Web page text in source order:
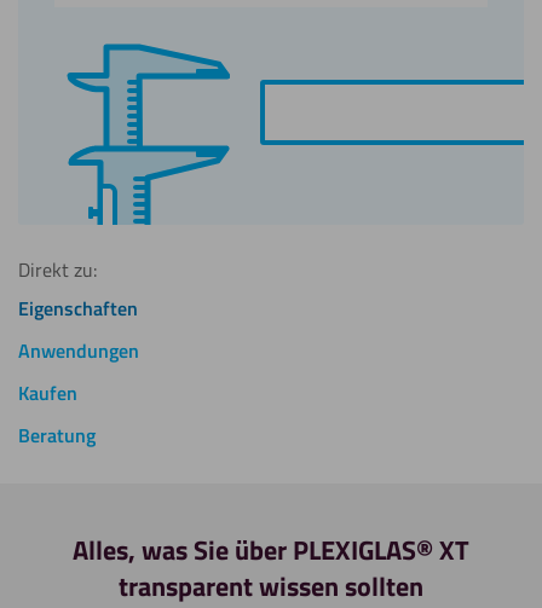
Direkt zu:
Eigenschaften
Anwendungen
Kaufen
Beratung
Alles, was Sie über PLEXIGLAS® XT
transparent wissen sollten